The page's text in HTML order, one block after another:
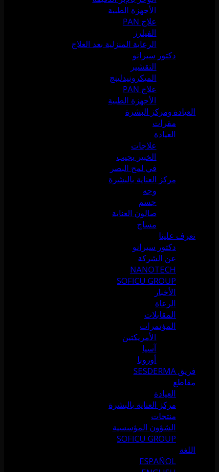
الأجهزة الطبية
علاج PAN
الفيلرز
الرعاية المنزلية بعد العلاج
دكتور سيرانو
التقشير
الميكرونيدلينج
علاج PAN
الأجهزة الطبية
العيادة ومركز البشرة
مقرات
العيادة
علاجات
الخبير يجيب
في لمح البصر
مركز العناية بالبشرة
وجه
جسم
صالون العناية
مساج
تعرف علينا
دكتور سيرانو
عن الشركة
NANOTECH
SOFICU GROUP
الأخبار
الرعاة
المقابلات
المؤتمرات
الأمريكتين
آسيا
أوروبا
فريق SESDERMA
مقاطع
العيادة
مركز العناية بالبشرة
منتجات
الشؤون المؤسسية
SOFICU GROUP
اللغة
ESPAÑOL